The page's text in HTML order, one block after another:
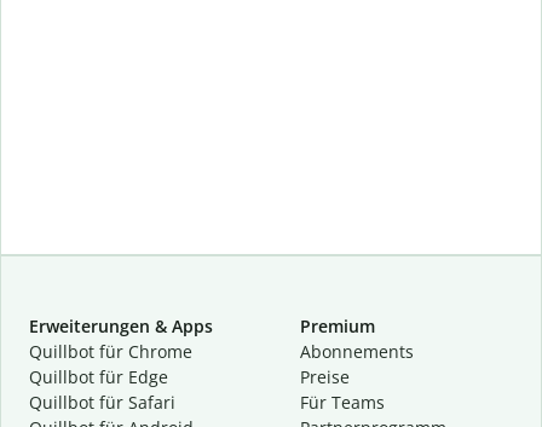
Erweiterungen & Apps
Quillbot für Chrome
Quillbot für Edge
Quillbot für Safari
Premium
Abon­ne­ments
Preise
Für Teams